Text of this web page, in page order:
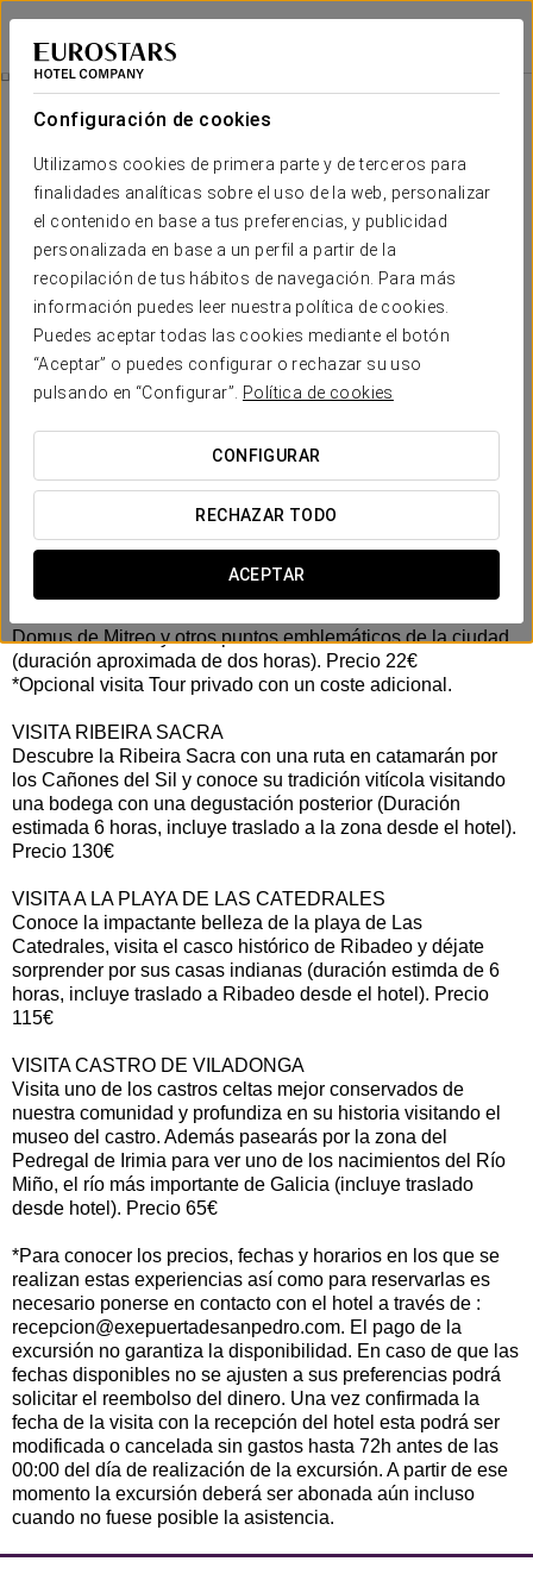
Configuración de cookies
Utilizamos cookies de primera parte y de terceros para
finalidades analíticas sobre el uso de la web, personalizar
el contenido en base a tus preferencias, y publicidad
personalizada en base a un perfil a partir de la
recopilación de tus hábitos de navegación. Para más
información puedes leer nuestra política de cookies.
Puedes aceptar todas las cookies mediante el botón
“Aceptar” o puedes configurar o rechazar su uso
pulsando en “Configurar”.
Política de cookies
CONFIGURAR
RECHAZAR TODO
ACEPTAR
Dorma Puerta de San Pedro
LUGO
City Tour
Desde 22€
City tour
Si quieres aprovechar tu estancia en Lugo para conocer la
diversos planes. Te presentamos varias opciones y tú
podrás escoger la que más se adapte a ti:
VISITA A LA CIUDAD DE LUGO
Domus de Mitreo y otros puntos emblemáticos de la ciudad
(duración aproximada de dos horas). Precio 22€
*Opcional visita Tour privado con un coste adicional.
VISITA RIBEIRA SACRA
Descubre la Ribeira Sacra con una ruta en catamarán por
los Cañones del Sil y conoce su tradición vitícola visitando
una bodega con una degustación posterior (Duración
estimada 6 horas, incluye traslado a la zona desde el hotel).
Precio 130€
VISITA A LA PLAYA DE LAS CATEDRALES
Conoce la impactante belleza de la playa de Las
Catedrales, visita el casco histórico de Ribadeo y déjate
sorprender por sus casas indianas (duración estimda de 6
horas, incluye traslado a Ribadeo desde el hotel). Precio
115€
VISITA CASTRO DE VILADONGA
Visita uno de los castros celtas mejor conservados de
nuestra comunidad y profundiza en su historia visitando el
museo del castro. Además pasearás por la zona del
Pedregal de Irimia para ver uno de los nacimientos del Río
Miño, el río más importante de Galicia (incluye traslado
desde hotel). Precio 65€
*Para conocer los precios, fechas y horarios en los que se
realizan estas experiencias así como para reservarlas es
necesario ponerse en contacto con el hotel a través de :
recepcion@exepuertadesanpedro.com. El pago de la
excursión no garantiza la disponibilidad. En caso de que las
fechas disponibles no se ajusten a sus preferencias podrá
solicitar el reembolso del dinero. Una vez confirmada la
fecha de la visita con la recepción del hotel esta podrá ser
modificada o cancelada sin gastos hasta 72h antes de las
00:00 del día de realización de la excursión. A partir de ese
momento la excursión deberá ser abonada aún incluso
cuando no fuese posible la asistencia.